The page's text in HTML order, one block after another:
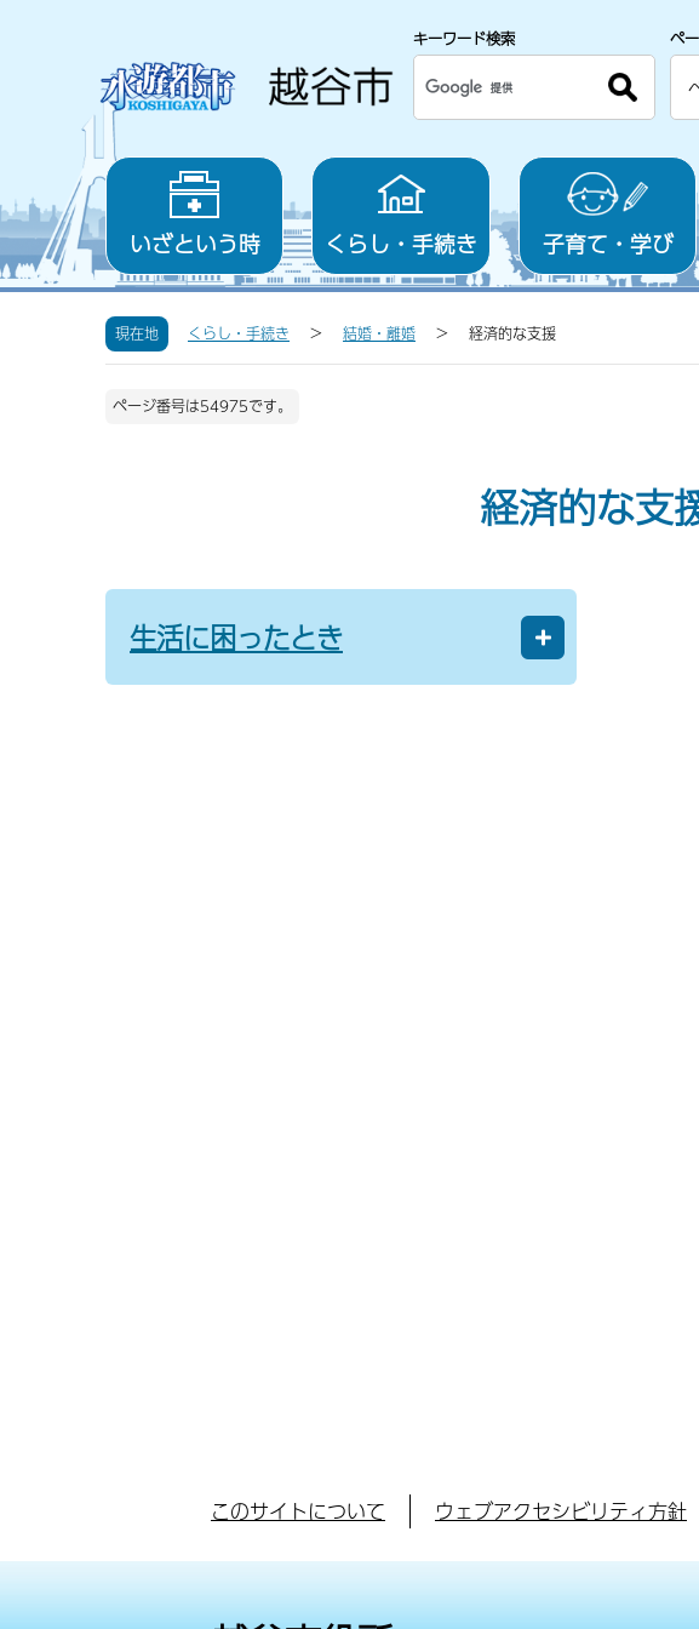
キーワード検索 ペ
いざという時 くらし・手続き 子育て・学び
現在地 くらし・手続き 結婚・離婚 経済的な支援
ページ番号は54975です。
経済的な支
生活に困ったとき
このサイトについて ウェブアクセシビリティ方針